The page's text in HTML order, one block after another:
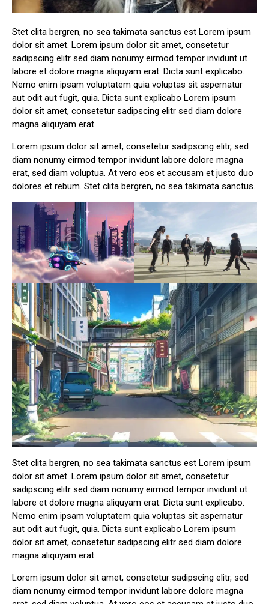
Stet clita bergren, no sea takimata sanctus est Lorem ipsum
dolor sit amet. Lorem ipsum dolor sit amet, consetetur
sadipscing elitr sed diam nonumy eirmod tempor invidunt ut
labore et dolore magna aliquyam erat. Dicta sunt explicabo.
Nemo enim ipsam voluptatem quia voluptas sit aspernatur
aut odit aut fugit, quia. Dicta sunt explicabo Lorem ipsum
dolor sit amet, consetetur sadipscing elitr sed diam dolore
magna aliquyam erat.
Lorem ipsum dolor sit amet, consetetur sadipscing elitr, sed
diam nonumy eirmod tempor invidunt labore dolore magna
erat, sed diam voluptua. At vero eos et accusam et justo duo
dolores et rebum. Stet clita bergren, no sea takimata sanctus.
Stet clita bergren, no sea takimata sanctus est Lorem ipsum
dolor sit amet. Lorem ipsum dolor sit amet, consetetur
sadipscing elitr sed diam nonumy eirmod tempor invidunt ut
labore et dolore magna aliquyam erat. Dicta sunt explicabo.
Nemo enim ipsam voluptatem quia voluptas sit aspernatur
aut odit aut fugit, quia. Dicta sunt explicabo Lorem ipsum
dolor sit amet, consetetur sadipscing elitr sed diam dolore
magna aliquyam erat.
Lorem ipsum dolor sit amet, consetetur sadipscing elitr, sed
diam nonumy eirmod tempor invidunt labore dolore magna